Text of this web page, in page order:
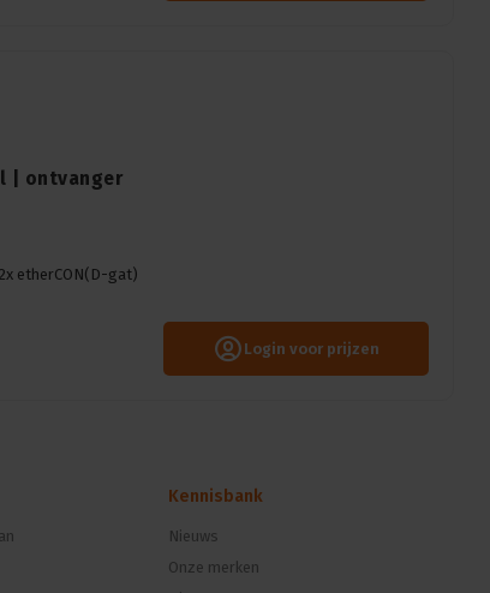
| ontvanger
etherCON(D-gat)
Login voor prijzen
Kennisbank
Nieuws
Onze merken